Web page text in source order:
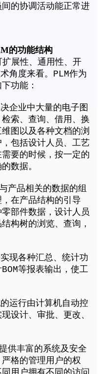
的协调活动能正常进
的功能结构
展性、通用性、开
角度来看。PLM作为
功能：
企业中大量的电子图
索、查询、借用、换
图以及各种文档的浏
包括设计人员、工艺
要的时候，按一定的
数据。
产品相关的数据的组
在产品结构的引导
部件数据，设计人员
构树的浏览、查询，
现各种汇总、统计功
等报表输出，使工
运行由计算机自动控
设计、审批、更改、
供丰富的系统及安全
格的管理用户的权